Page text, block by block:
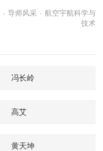
- 导师风采 - 航空宇航科学与
技术
冯长岭
高艾
黄天坤